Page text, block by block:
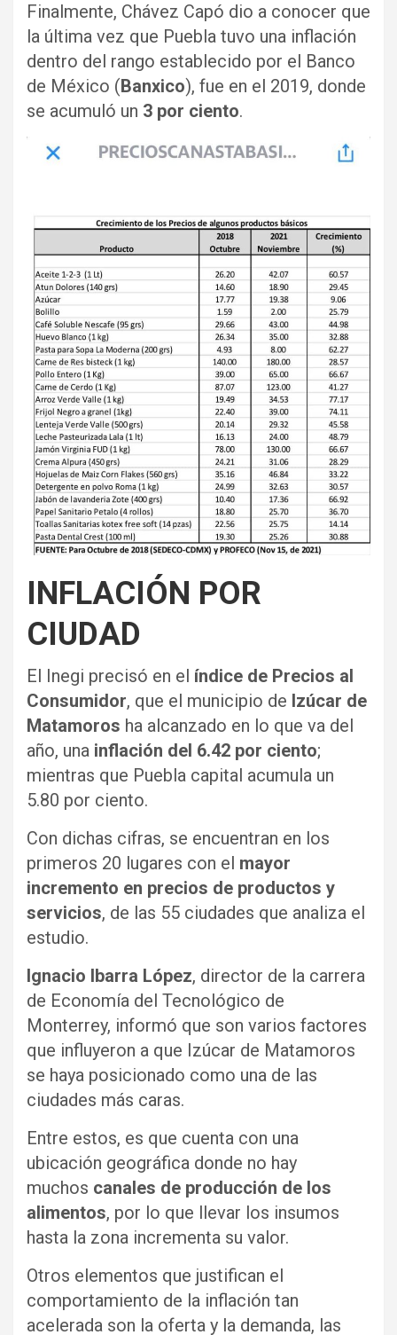
Finalmente, Chávez Capó dio a conocer que
la última vez que Puebla tuvo una inflación
dentro del rango establecido por el Banco
de México (Banxico), fue en el 2019, donde
se acumuló un 3 por ciento.
INFLACIÓN POR
CIUDAD
El Inegi precisó en el índice de Precios al
Consumidor, que el municipio de Izúcar de
Matamoros ha alcanzado en lo que va del
año, una inflación del 6.42 por ciento;
mientras que Puebla capital acumula un
5.80 por ciento.
Con dichas cifras, se encuentran en los
primeros 20 lugares con el mayor
incremento en precios de productos y
servicios, de las 55 ciudades que analiza el
estudio.
Ignacio Ibarra López, director de la carrera
de Economía del Tecnológico de
Monterrey, informó que son varios factores
que influyeron a que Izúcar de Matamoros
se haya posicionado como una de las
ciudades más caras.
Entre estos, es que cuenta con una
ubicación geográfica donde no hay
muchos canales de producción de los
alimentos, por lo que llevar los insumos
hasta la zona incrementa su valor.
Otros elementos que justifican el
comportamiento de la inflación tan
acelerada son la oferta y la demanda, las